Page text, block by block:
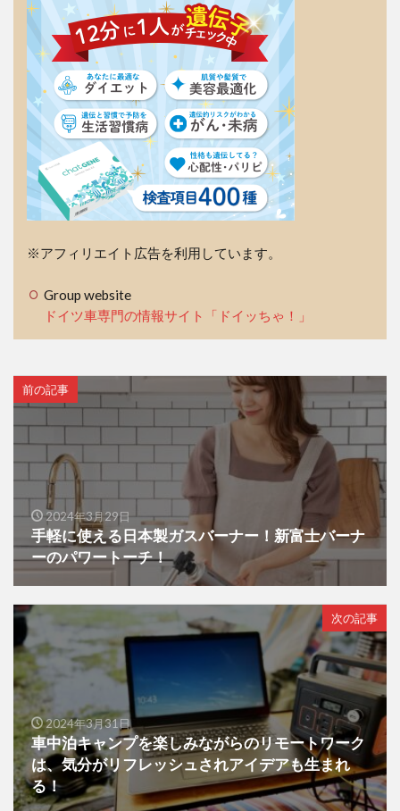
※アフィリエイト広告を利用しています。
Group website
ドイツ車専門の情報サイト「ドイッちゃ！」
前の記事
2024年3月29日
手軽に使える日本製ガスバーナー！新富士バーナ
ーのパワートーチ！
次の記事
2024年3月31日
車中泊キャンプを楽しみながらのリモートワーク
は、気分がリフレッシュされアイデアも生まれ
る！